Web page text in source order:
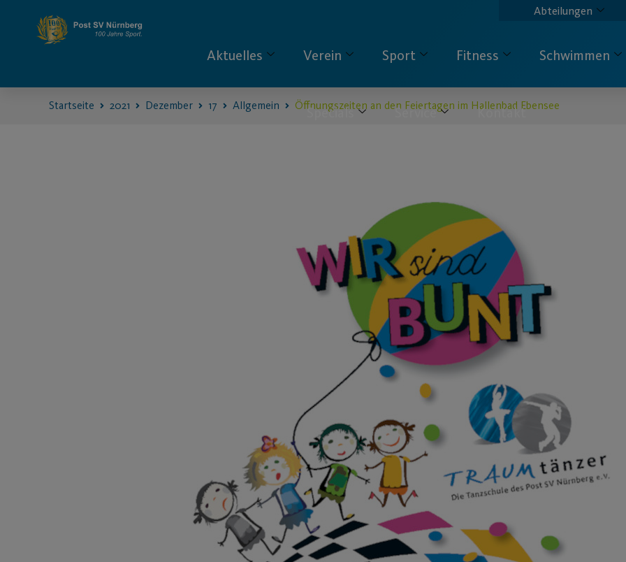
Abteilungen
Aktuelles Verein Sport Fitness Schwimmen
Specials Service Kontakt
Startseite 2021 Dezember 17 Allgemein Öffnungszeiten an den Feiertagen im Hallenbad Ebensee